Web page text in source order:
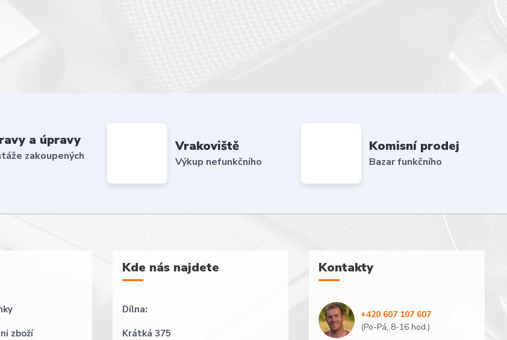
a úpravy
zakoupených
Vrakoviště
Výkup nefunkčního
Komisní prodej
Bazar funkčního
zboží
Kde nás najdete
Dílna:
Krátká 375
Kontakty
+420 607 107 607
(Po-Pá, 8-16 hod.)